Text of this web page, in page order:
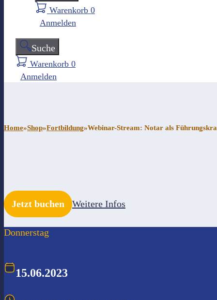
Warenkorb 0
Anmelden
Suche
Warenkorb 0
Anmelden
Home»Shop»Fortbildung»Webinar-Stream: Notar als
Jetzt buchen Weitere Infos
Donnerstag
15.06.2023